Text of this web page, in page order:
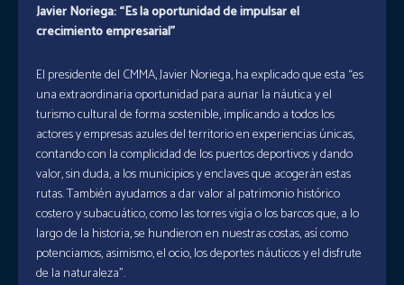
Javier Noriega: “Es la oportunidad de impulsar el
crecimiento empresarial”
El presidente del CMMA, Javier Noriega, ha explicado que esta “es
una extraordinaria oportunidad para aunar la náutica y el
turismo cultural de forma sostenible, implicando a todos los
actores y empresas azules del territorio en experiencias únicas,
contando con la complicidad de los puertos deportivos y dando
valor, sin duda, a los municipios y enclaves que acogerán estas
rutas. También ayudamos a dar valor al patrimonio histórico
costero y subacuático, como las torres vigía o los barcos que, a lo
largo de la historia, se hundieron en nuestras costas, así como
potenciamos, asimismo, el ocio, los deportes náuticos y el disfrute
de la naturaleza”.